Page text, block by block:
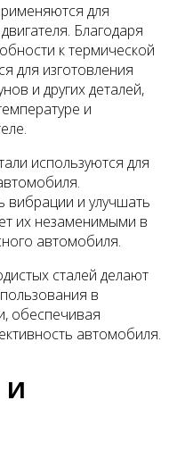
для
Благодаря
к термической
для изготовления
и других деталей,
и
используются для
вибрации и улучшать
их незаменимыми в
автомобиля.
сталей делают
в
обеспечивая
автомобиля.